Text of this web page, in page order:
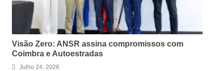
Visão Zero: ANSR assina compromissos com
Coimbra e Autoestradas
Julho 24, 2026